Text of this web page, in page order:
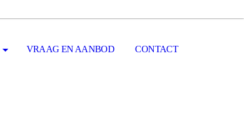
VRAAG EN AANBOD CONTACT